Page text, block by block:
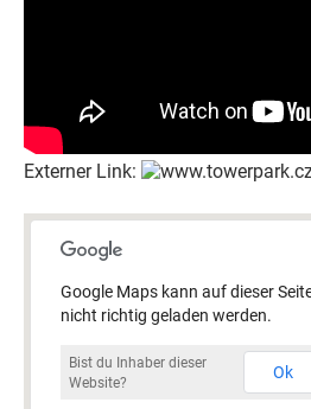
Externer Link:
Google Maps kann auf dieser
nicht richtig geladen werden.
Bist du Inhaber dieser
Website?
Ok